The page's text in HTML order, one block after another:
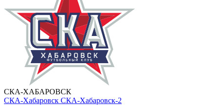
СКА-ХАБАРОВСК
СКА-Хабаровск СКА-Хабаровск-2